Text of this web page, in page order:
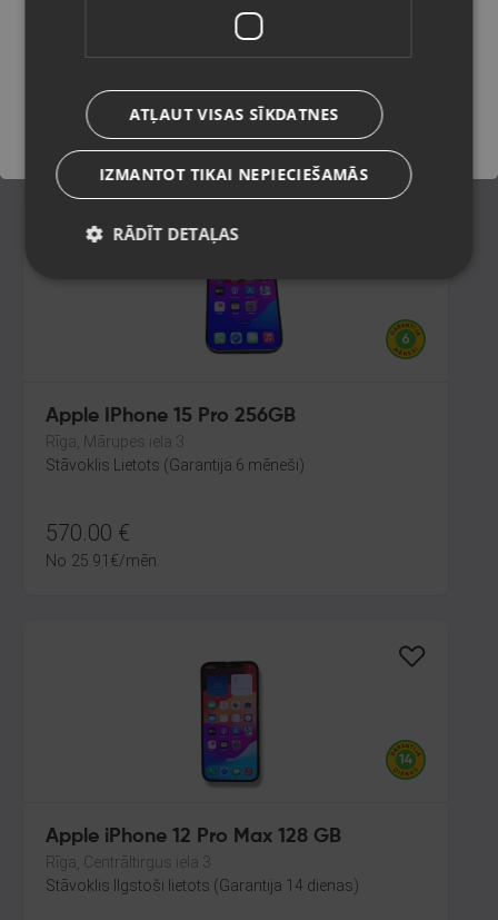
Stāvoklis Lietots (Garantija 6 mēneši)
270.00 €
12.27€/mēn.
Apple IPhone 15 Pro 256GB
Rīga, Mārupes iela 3
Stāvoklis Lietots (Garantija 6 mēneši)
570.00 €
No 25.91 €/mēn.
Apple iPhone 12 Pro Max 128 GB
Rīga, Centrāltirgus iela 3
Stāvoklis Ilgstoši lietots (Garantija 14 dienas)
Saglabāt
ATĻAUT VISAS SĪKDATNES
IZMANTOT TIKAI NEPIECIEŠAMĀS
RĀDĪT DETAĻAS